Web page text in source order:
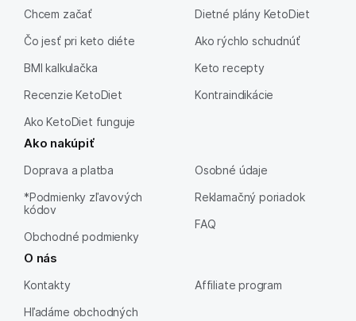
Chcem začať
Čo jesť pri keto diéte
BMI kalkulačka
Recenzie KetoDiet
Ako KetoDiet funguje
Dietné plány KetoDiet
Ako rýchlo schudnúť
Keto recepty
Kontraindikácie
Ako nakúpiť
Doprava a platba
*Podmienky zľavových
kódov
Obchodné podmienky
Osobné údaje
Reklamačný poriadok
FAQ
O nás
Kontakty
Hľadáme obchodných
Affiliate program